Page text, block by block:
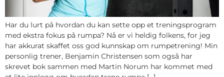
Har du lurt på hvordan du kan sette opp et treningsprogram
med ekstra fokus på rumpa? Nå er vi heldig folkens, for jeg
har akkurat skaffet oss god kunnskap om rumpetrening! Min
personlig trener, Benjamin Christensen som også har
skrevet bok sammen med Martin Norum har kommet med